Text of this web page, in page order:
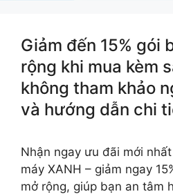
Giảm đến 15% gói
rộng khi mua kèm
không tham khảo
và hướng dẫn chi
Nhận ngay ưu đãi mới
máy XANH – giảm ngay
mở rộng, giúp bạn an tâm